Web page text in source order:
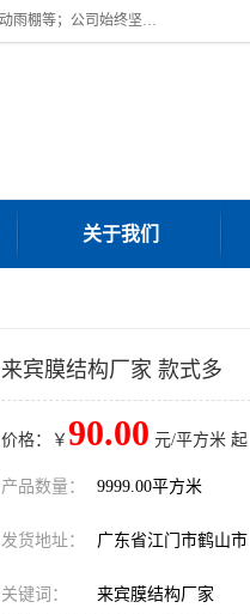
广东鼎新钢结构工程有限公司是一家制作大型电动雨棚厂家;主营：电动推拉雨棚、厂房过道雨棚、电动伸缩雨棚、停车棚、移动雨棚等；公司始终坚持结构创新,品质优越,美观形象,且售后服务好。公司充分吸纳当今休闲用品的前端技术和风格,为您带来质价相宜,时尚典雅的各种户外用品,
关于我们
来宾膜结构厂家 款式多
价格：￥ 90.00 元/平方米 起
产品数量： 9999.00平方米
发货地址： 广东省江门市鹤山市
关键词： 来宾膜结构厂家